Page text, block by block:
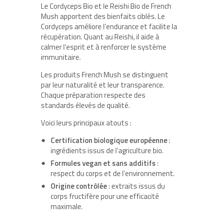
Le Cordyceps Bio et le Reishi Bio de French
Mush apportent des bienfaits ciblés. Le
Cordyceps améliore l’endurance et facilite la
récupération. Quant au Reishi, il aide à
calmer l’esprit et à renforcer le système
immunitaire.
Les produits French Mush se distinguent
par leur naturalité et leur transparence.
Chaque préparation respecte des
standards élevés de qualité.
Voici leurs principaux atouts :
Certification biologique européenne:
ingrédients issus de l’agriculture bio.
Formules vegan et sans additifs:
respect du corps et de l’environnement.
Origine contrôlée: extraits issus du
corps fructifère pour une efficacité
maximale.